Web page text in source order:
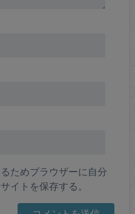
ためブラウザーに自分
イトを保存する。